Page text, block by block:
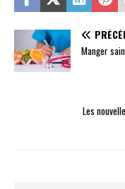
Manger
Les